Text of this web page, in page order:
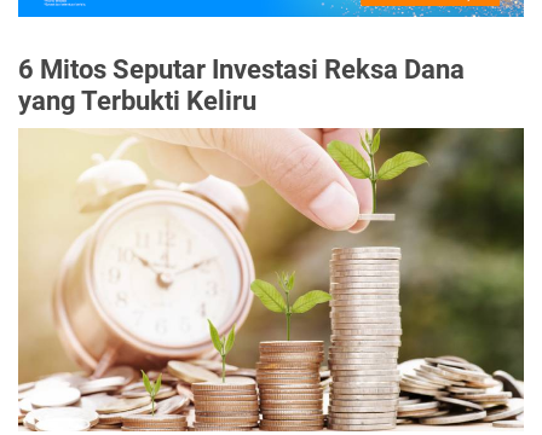
6 Mitos Seputar Investasi Reksa Dana
yang Terbukti Keliru